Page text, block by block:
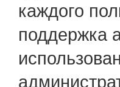
каждого
поддержка